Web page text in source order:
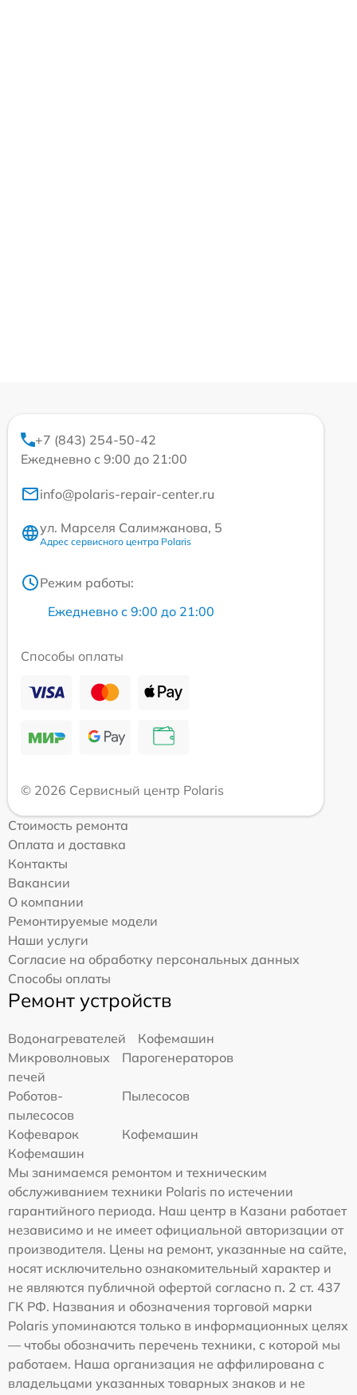
+7 (843) 254-50-42
Ежедневно с 9:00 до 21:00
info@polaris-repair-center.ru
ул. Марселя Салимжанова, 5
Адрес сервисного центра Polaris
Режим работы:
Ежедневно с 9:00 до 21:00
Способы оплаты
© 2026 Сервисный центр Polaris
Стоимость ремонта
Оплата и доставка
Контакты
Вакансии
О компании
Ремонтируемые модели
Наши услуги
Согласие на обработку персональных данных
Способы оплаты
Ремонт устройств
Водонагревателей
Кофемашин
Микроволновых
печей
Парогенераторов
Роботов-
пылесосов
Пылесосов
Кофеварок
Кофемашин
Кофемашин
Мы занимаемся ремонтом и техническим
обслуживанием техники Polaris по истечении
гарантийного периода. Наш центр в Казани работает
независимо и не имеет официальной авторизации от
производителя. Цены на ремонт, указанные на сайте,
носят исключительно ознакомительный характер и
не являются публичной офертой согласно п. 2 ст. 437
ГК РФ. Названия и обозначения торговой марки
Polaris упоминаются только в информационных целях
— чтобы обозначить перечень техники, с которой мы
работаем. Наша организация не аффилирована с
владельцами указанных товарных знаков и не